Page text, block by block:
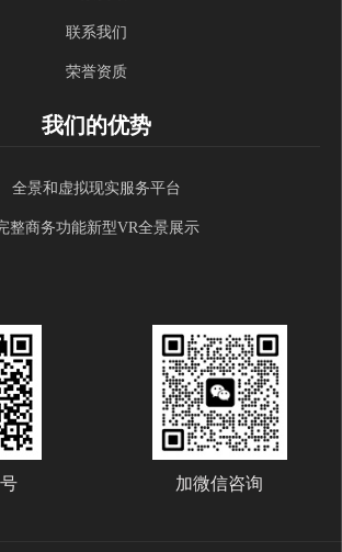
联系我们
荣誉资质
我们的优势
全景和虚拟现实服务平台
整商务功能新型VR全景展示
加微信咨询